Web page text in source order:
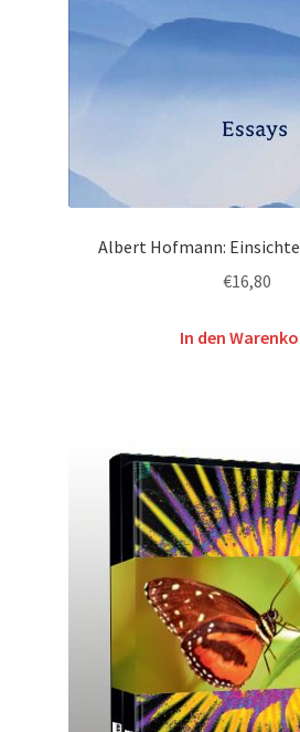
Albert Hofmann:
€16,80
In den